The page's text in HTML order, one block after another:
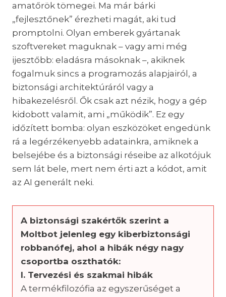
amatőrök tömegei. Ma már bárki
„fejlesztőnek” érezheti magát, aki tud
promptolni. Olyan emberek gyártanak
szoftvereket maguknak – vagy ami még
ijesztőbb: eladásra másoknak –, akiknek
fogalmuk sincs a programozás alapjairól, a
biztonsági architektúráról vagy a
hibakezelésről. Ők csak azt nézik, hogy a gép
kidobott valamit, ami „működik”. Ez egy
időzített bomba: olyan eszközöket engedünk
rá a legérzékenyebb adatainkra, amiknek a
belsejébe és a biztonsági réseibe az alkotójuk
sem lát bele, mert nem érti azt a kódot, amit
az AI generált neki.
A biztonsági szakértők szerint a
Moltbot jelenleg egy kiberbiztonsági
robbanófej, ahol a hibák négy nagy
csoportba oszthatók:
I. Tervezési és szakmai hibák
A termékfilozófia az egyszerűséget a